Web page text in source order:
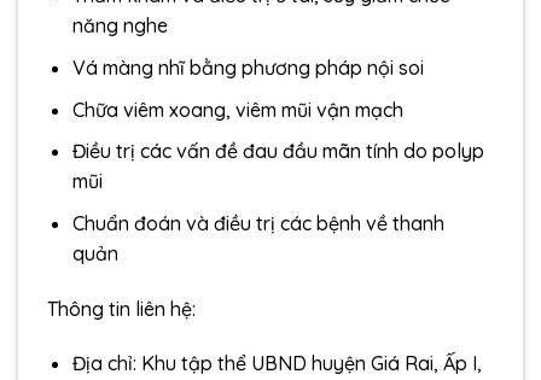
năng nghe
Vá màng nhĩ bằng phương pháp nội soi
Chữa viêm xoang, viêm mũi vận mạch
Điều trị các vấn đề đau đầu mãn tính do polyp
mũi
Chuẩn đoán và điều trị các bệnh về thanh
quản
Thông tin liên hệ:
Địa chỉ: Khu tập thể UBND huyện Giá Rai, Ấp I,